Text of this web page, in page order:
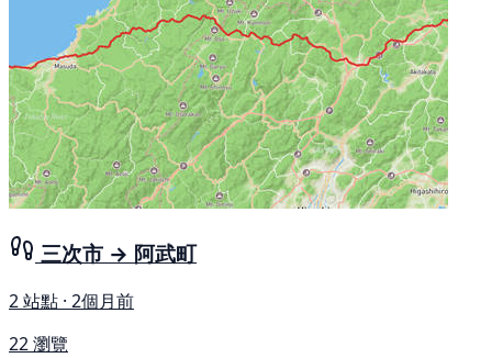
三次市 → 阿武町
2 站點 · 2個月前
22 瀏覽